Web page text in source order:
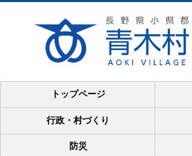
トップページ
行政・村づくり
防災